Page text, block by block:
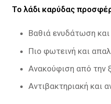
Το λάδι καρύδας
Βαθιά ενυδάτωση
Πιο φωτεινή και
Ανακούφιση από την
Αντιβακτηριακή και